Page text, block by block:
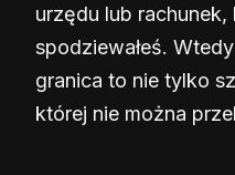
urzędu lub
spodziewałeś.
granica to nie tylko
której nie można